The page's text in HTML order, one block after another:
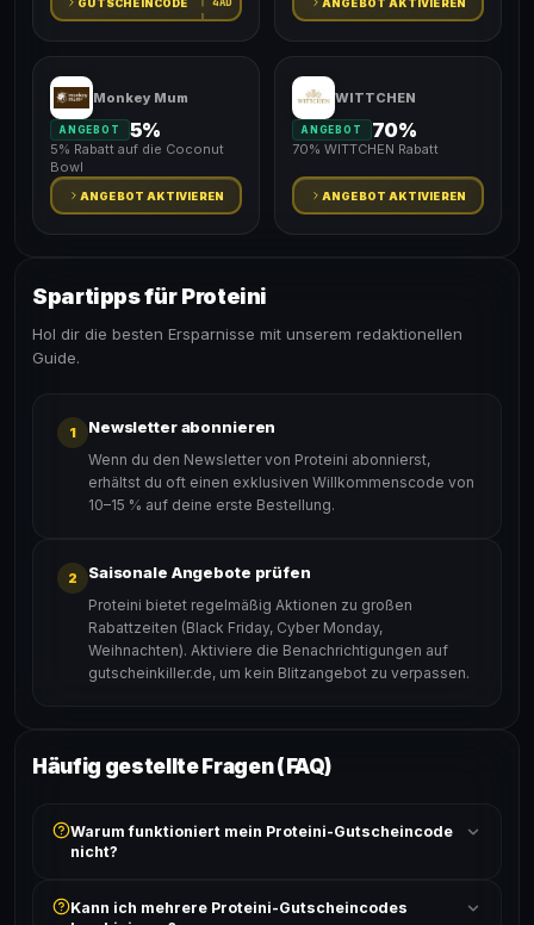
Monkey Mum
ANGEBOT 5%
5% Rabatt auf die Coconut
Bowl
ANGEBOT AKTIVIEREN
WITTCHEN
ANGEBOT 70%
70% WITTCHEN Rabatt
ANGEBOT AKTIVIEREN
Spartipps für Proteini
Hol dir die besten Ersparnisse mit unserem redaktionellen
Guide.
1 Newsletter abonnieren
Wenn du den Newsletter von Proteini abonnierst,
erhältst du oft einen exklusiven Willkommenscode von
10–15 % auf deine erste Bestellung.
2 Saisonale Angebote prüfen
Proteini bietet regelmäßig Aktionen zu großen
Rabattzeiten (Black Friday, Cyber Monday,
Weihnachten). Aktiviere die Benachrichtigungen auf
gutscheinkiller.de, um kein Blitzangebot zu verpassen.
Häufig gestellte Fragen (FAQ)
Warum funktioniert mein Proteini-Gutscheincode
nicht?
ist und ob der Code nicht für bereits reduzierte Artikel
Kann ich mehrere Proteini-Gutscheincodes